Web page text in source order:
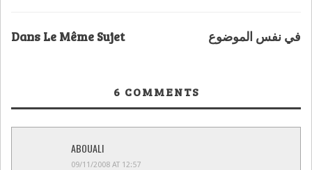
Dans Le Même Sujet في نفس الموضوع
6 COMMENTS
ABOUALI
09/11/2008 AT 12:57